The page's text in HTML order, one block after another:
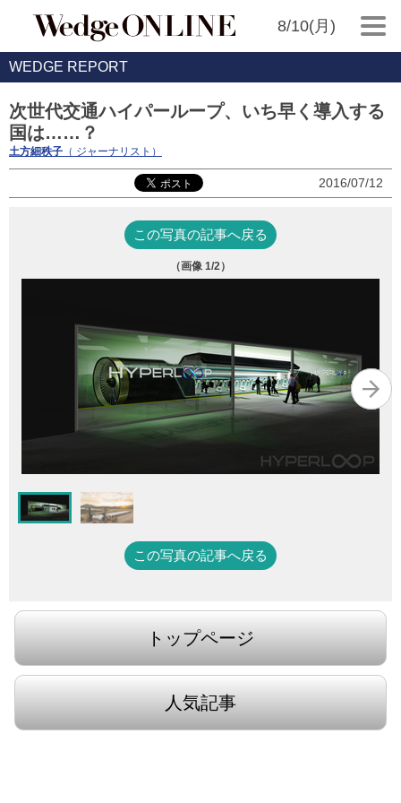
8/10(月)
WEDGE REPORT
次世代交通ハイパーループ、いち早く導入する
国は……？
土方細秩子 （ ジャーナリスト）
2016/07/12
この写真の記事へ戻る
（画像 1/2）
この写真の記事へ戻る
トップページ
人気記事